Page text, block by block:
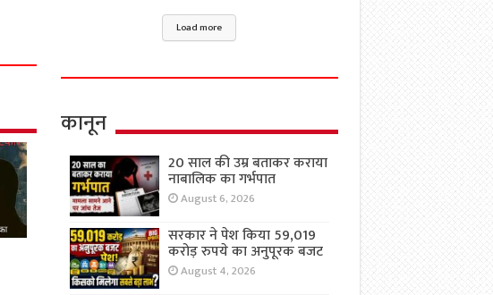
Load more
कानून
20 साल की उम्र बताकर कराया
नाबालिक का गर्भपात
August 6, 2026
सरकार ने पेश किया 59,019
करोड़ रुपये का अनुपूरक बजट
August 4, 2026